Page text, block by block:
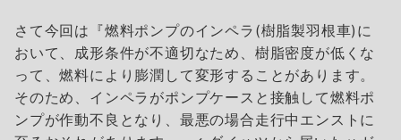
さて今回は『燃料ポンプのインペラ(樹脂製羽根車)に
おいて、成形条件が不適切なため、樹脂密度が低くな
って、燃料により膨潤して変形することがあります。
そのため、インペラがポンプケースと接触して燃料ポ
ンプが作動不良となり、最悪の場合走行中エンストに